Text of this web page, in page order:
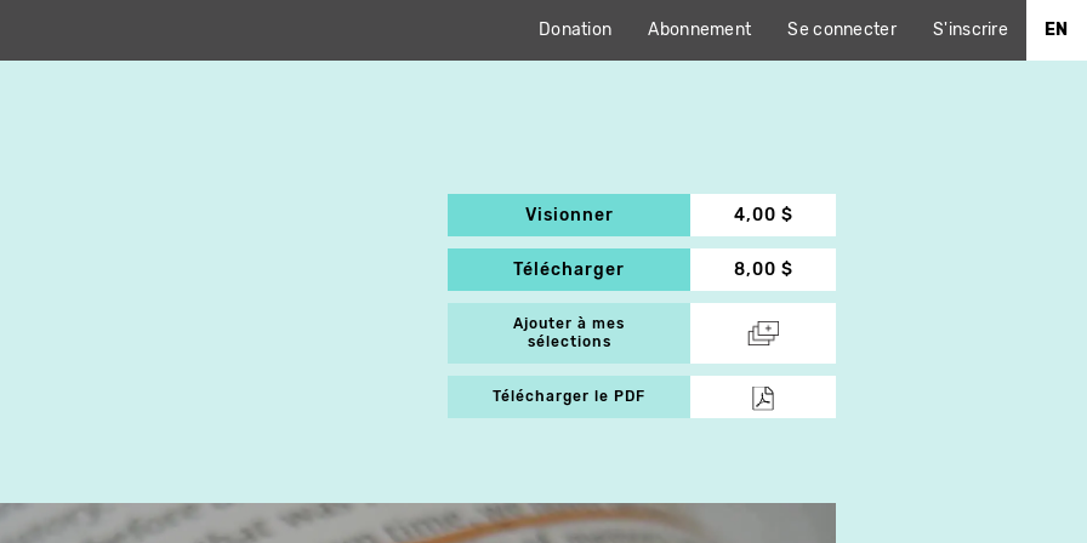
Donation Abonnement Se connecter S'inscrire EN
Visionner 4,00 $
Télécharger 8,00 $
Ajouter à mes
sélections
Télécharger le PDF